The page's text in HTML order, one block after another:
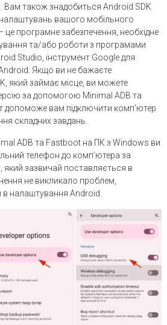
також знадобиться Android SDK
налаштувань вашого мобільного
програмне забезпечення, необхідне
та/або роботи з програмами
Studio, інструмент Google для
Якщо ви не бажаєте
який займає місце, ви можете
за допомогою Minimal ADB та
допоможе вам підключити комп’ютер
складних завдань.
ADB та Fastboot на ПК з Windows ви
телефон до комп’ютера за
зазвичай поставляється в
не викликало проблем,
в налаштування Android.